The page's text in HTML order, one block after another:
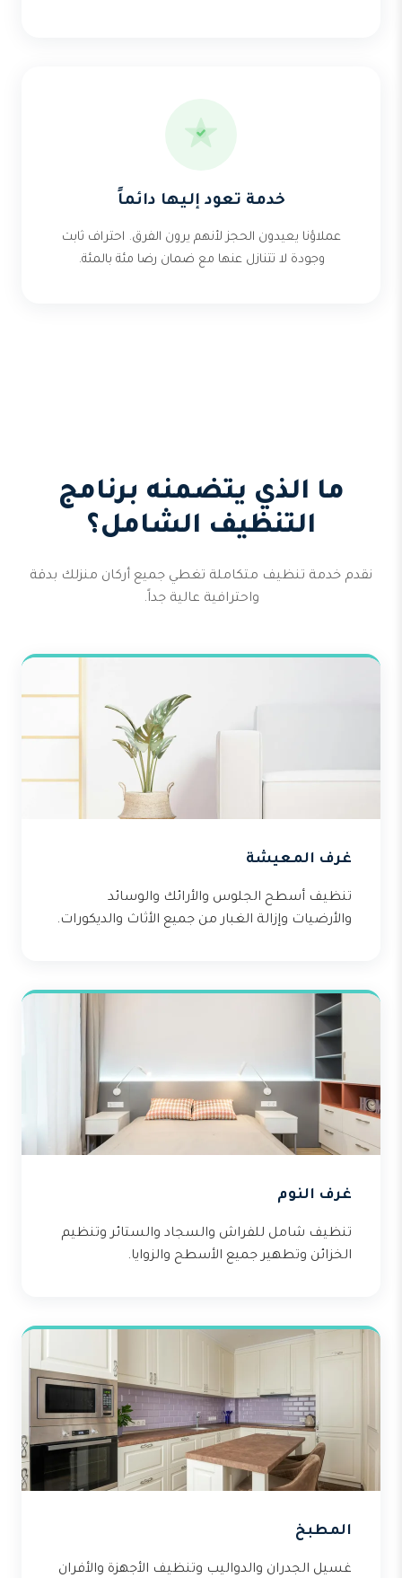
خدمة تعود إليها دائماً
عملاؤنا يعيدون الحجز لأنهم يرون الفرق. احتراف ثابت
وجودة لا تتنازل عنها مع ضمان رضا مئة بالمئة.
ما الذي يتضمنه برنامج
التنظيف الشامل؟
نقدم خدمة تنظيف متكاملة تغطي جميع أركان منزلك بدقة
واحترافية عالية جداً.
غرف المعيشة
تنظيف أسطح الجلوس والأرائك والوسائد
والأرضيات وإزالة الغبار من جميع الأثاث والديكورات.
غرف النوم
تنظيف شامل للفراش والسجاد والستائر وتنظيم
الخزائن وتطهير جميع الأسطح والزوايا.
المطبخ
غسيل الجدران والدواليب وتنظيف الأجهزة والأفران